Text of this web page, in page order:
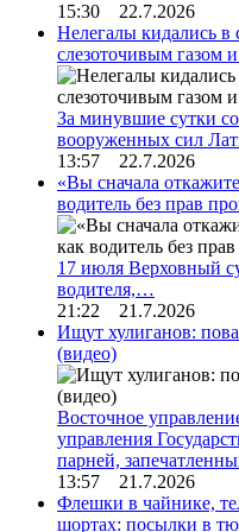
15:30 22.7.2026
Нелегалы кидались в
слезоточивым газом
За минувшие сутки
вооруженных сил
13:57 22.7.2026
«Вы сначала
водитель без прав
17 июля Верховный
водителя,…
21:22 21.7.2026
Ищут хулиганов:
(видео)
Восточное
управления
парней,
13:57 21.7.2026
Флешки в чайнике,
шортах: посылки в